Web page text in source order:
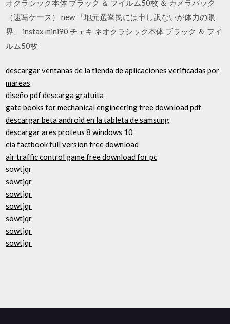
オクラシック本体 ブラック ＆ フイルム50枚 ＆ カメラバック
（速写ケース） new 「地元選挙民には申し訳ないが体力の限
界」 instax mini90 チェキ ネオクラシック本体 ブラック ＆ フイ
ルム50枚
descargar ventanas de la tienda de aplicaciones verificadas por
mareas
diseño pdf descarga gratuita
gate books for mechanical engineering free download pdf
descargar beta android en la tableta de samsung
descargar ares proteus 8 windows 10
cia factbook full version free download
air traffic control game free download for pc
sowtjqr
sowtjqr
sowtjqr
sowtjqr
sowtjqr
sowtjqr
sowtjqr